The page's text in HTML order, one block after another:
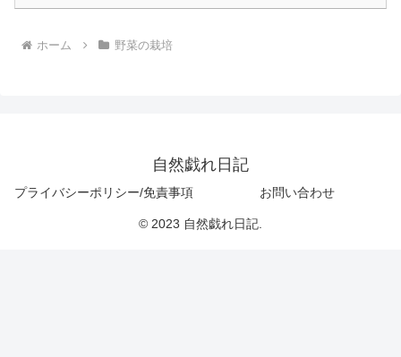
ホーム 野菜の栽培
自然戯れ日記
プライバシーポリシー/免責事項 お問い合わせ
© 2023 自然戯れ日記.